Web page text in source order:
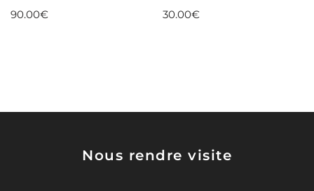
90.00€ 30.00€
Nous rendre visite